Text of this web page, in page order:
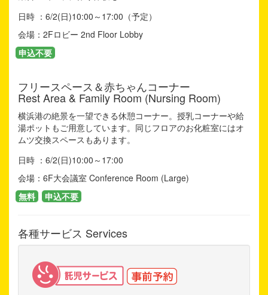
日時 ：6/2(日)10:00～17:00（予定）
会場：2Fロビー 2nd Floor Lobby
申込不要
フリースペース＆赤ちゃんコーナー
Rest Area & Family Room (Nursing Room)
横浜港の絶景を一望できる休憩コーナー。授乳コーナーや給
湯ポットもご用意しています。同じフロアのお化粧室にはオ
ムツ交換スペースもあります。
日時 ：6/2(日)10:00～17:00
会場：6F大会議室 Conference Room (Large)
無料
申込不要
各種サービス Services